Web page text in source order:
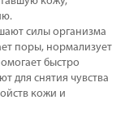
силы организма
поры, нормализует
быстро
для снятия чувства
кожи и